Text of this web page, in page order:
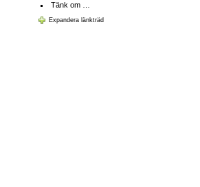
Tänk om …
Expandera länkträd